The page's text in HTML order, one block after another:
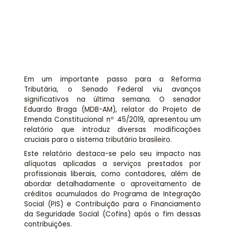
Em um importante passo para a Reforma
Tributária, o Senado Federal viu avanços
significativos na última semana. O senador
Eduardo Braga (MDB-AM), relator do Projeto de
Emenda Constitucional nº 45/2019, apresentou um
relatório que introduz diversas modificações
cruciais para o sistema tributário brasileiro.
Este relatório destaca-se pelo seu impacto nas
alíquotas aplicadas a serviços prestados por
profissionais liberais, como contadores, além de
abordar detalhadamente o aproveitamento de
créditos acumulados do Programa de Integração
Social (PIS) e Contribuição para o Financiamento
da Seguridade Social (Cofins) após o fim dessas
contribuições.